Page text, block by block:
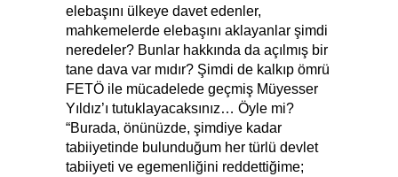
elebaşını ülkeye davet edenler,
mahkemelerde elebaşını aklayanlar şimdi
neredeler? Bunlar hakkında da açılmış bir
tane dava var mıdır? Şimdi de kalkıp ömrü
FETÖ ile mücadelede geçmiş Müyesser
Yıldız’ı tutuklayacaksınız… Öyle mi?
“Burada, önünüzde, şimdiye kadar
tabiiyetinde bulunduğum her türlü devlet
tabiiyeti ve egemenliğini reddettiğime;